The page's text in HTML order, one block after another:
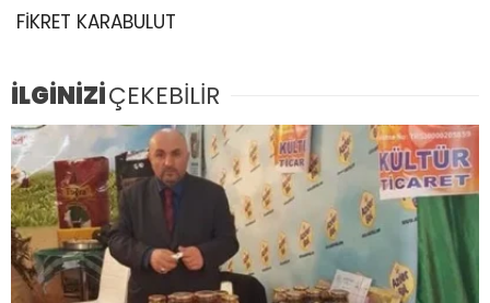
FİKRET KARABULUT
İLGİNİZİÇEKEBİLİR